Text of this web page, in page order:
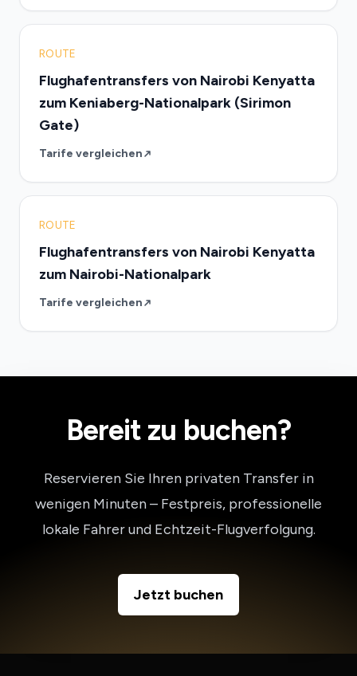
ROUTE
Flughafentransfers von Nairobi Kenyatta
zum Keniaberg-Nationalpark (Sirimon
Gate)
Tarife vergleichen
ROUTE
Flughafentransfers von Nairobi Kenyatta
zum Nairobi-Nationalpark
Tarife vergleichen
Bereit zu buchen?
Reservieren Sie Ihren privaten Transfer in
wenigen Minuten – Festpreis, professionelle
lokale Fahrer und Echtzeit-Flugverfolgung.
Jetzt buchen